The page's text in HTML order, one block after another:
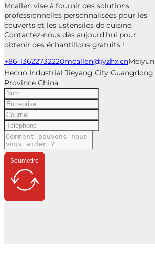
Mcallen vise à fournir des solutions
professionnelles personnalisées pour les
couverts et les ustensiles de cuisine.
Contactez-nous dès aujourd'hui pour
obtenir des échantillons gratuits !
+86-13622732220mcallen@jyzhx.cnMeiyun
Hecuo Industrial Jieyang City Guangdong
Province China
Soumettre